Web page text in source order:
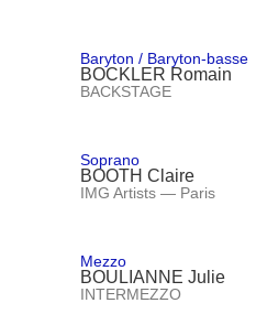
Baryton / Baryton-basse
BOCKLER Romain
BACKSTAGE
Soprano
BOOTH Claire
IMG Artists — Paris
Mezzo
BOULIANNE Julie
INTERMEZZO